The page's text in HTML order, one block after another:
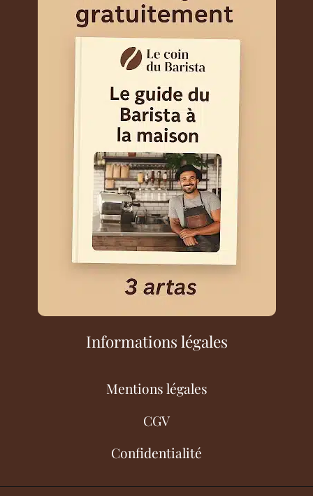
Informations légales
Mentions légales
CGV
Confidentialité